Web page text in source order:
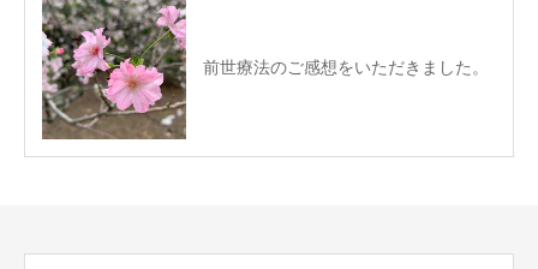
前世療法のご感想をいただきました。